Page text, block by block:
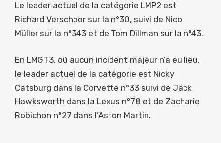
Le leader actuel de la catégorie LMP2 est
Richard Verschoor sur la n°30, suivi de Nico
Müller sur la n°343 et de Tom Dillman sur la n°43.
En LMGT3, où aucun incident majeur n’a eu lieu,
le leader actuel de la catégorie est Nicky
Catsburg dans la Corvette n°33 suivi de Jack
Hawksworth dans la Lexus n°78 et de Zacharie
Robichon n°27 dans l’Aston Martin.